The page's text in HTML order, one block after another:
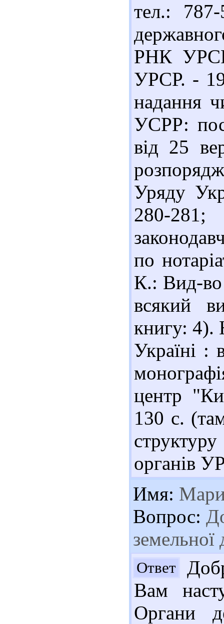
тел.:
РНК
УРСР. -
надання
УСРР:
від 25
Уряду
280-281;
по
К.: Вид-
всякий
книгу: 4).
Україні :
центр
130 с.
органів
Имя:
Вопрос:
земельної
Ответ
Вам
Органи